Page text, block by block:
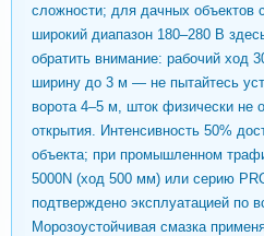
сложности; для дачных объектов
широкий диапазон 180–280 В
обратить внимание: рабочий ход
ширину до 3 м — не пытайтесь
ворота 4–5 м, шток физически не
открытия. Интенсивность 50%
объекта; при промышленном
5000N (ход 500 мм) или серию
подтверждено эксплуатацией по
Морозоустойчивая смазка